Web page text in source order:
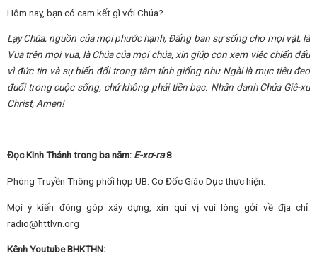
Hôm nay, bạn có cam kết gì với Chúa?
Lạy Chúa, nguồn của mọi phước hạnh, Đấng ban sự sống cho mọi vật, là
Vua trên mọi vua, là Chúa của mọi chúa, xin giúp con xem việc chiến đấu
vì đức tin và sự biến đổi trong tâm tính giống như Ngài là mục tiêu đeo
đuổi trong cuộc sống, chứ không phải tiền bạc. Nhân danh Chúa Giê-xu
Christ, Amen!
Đọc Kinh Thánh trong ba năm: E-xơ-ra8
Phòng Truyền Thông phối hợp UB. Cơ Đốc Giáo Dục thực hiện.
Mọi ý kiến đóng góp xây dựng, xin quí vị vui lòng gởi về địa chỉ:
radio@httlvn.org
Kênh Youtube BHKTHN: